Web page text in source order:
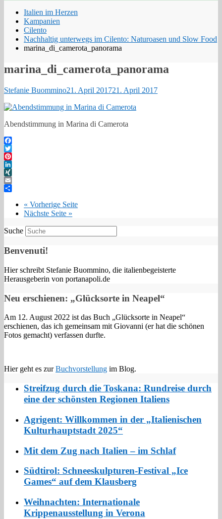
Italien im Herzen
Kampanien
Cilento
Nachhaltig unterwegs im Cilento: Naturoasen und Slow Food
marina_di_camerota_panorama
marina_di_camerota_panorama
Stefanie Buommino21. April 201721. April 2017
Abendstimmung in Marina di Camerota
Facebook
Twitter
Pinterest
LinkedIn
XING
Email
« Vorherige Seite
Nächste Seite »
Suche
Benvenuti!
Hier schreibt Stefanie Buommino, die italienbegeisterte
Herausgeberin von portanapoli.de
Neu erschienen: „Glücksorte in Neapel“
Am 12. August 2022 ist das Buch „Glücksorte in Neapel“
erschienen, das ich gemeinsam mit Giovanni (er hat die schönen
Fotos gemacht) verfassen durfte.
Hier geht es zurBuchvorstellung im Blog.
Streifzug durch die Toskana: Rundreise durch
eine der schönsten Regionen Italiens
Agrigent: Willkommen in der „Italienischen
Kulturhauptstadt 2025“
Mit dem Zug nach Italien – im Schlaf
Südtirol: Schneeskulpturen-Festival „Ice
Games“ auf dem Klausberg
Weihnachten: Internationale
Krippenausstellung in Verona